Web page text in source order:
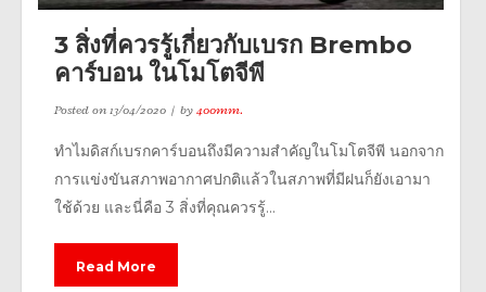
3 สิ่งที่ควรรู้เกี่ยวกับเบรก Brembo
คาร์บอน ในโมโตจีพี
Posted on13/04/2020 by400mm.
ทำไมดิสก์เบรกคาร์บอนถึงมีความสำคัญในโมโตจีพี นอกจาก
การแข่งขันสภาพอากาศปกติแล้วในสภาพที่มีฝนก็ยังเอามา
ใช้ด้วย และนี่คือ 3 สิ่งที่คุณควรรู้...
Read More